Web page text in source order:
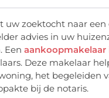
zoektocht naar
advies in uw
Een aankoopmakelaar
Deze makelaar
het begeleiden
bij de notaris.